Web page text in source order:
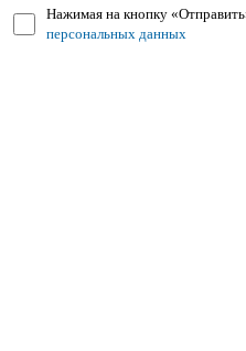
Нажимая на кнопку
персональных данных